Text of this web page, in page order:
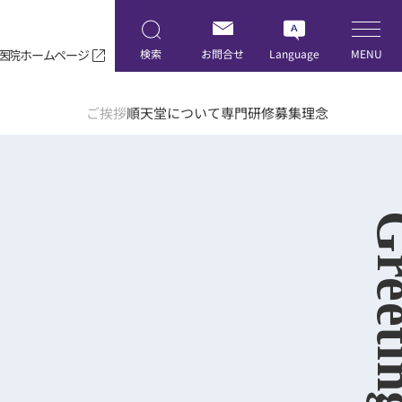
院ホームページ 検索 お問合せ Language MENU
ご挨拶順天堂について専門研修募集理念